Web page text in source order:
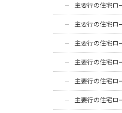
主要行の住宅ロ
主要行の住宅ロ
主要行の住宅ロ
主要行の住宅ロ
主要行の住宅ロ
主要行の住宅ロ